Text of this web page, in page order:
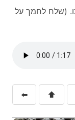
(שלח לחמך על
⬅️ ⬆️